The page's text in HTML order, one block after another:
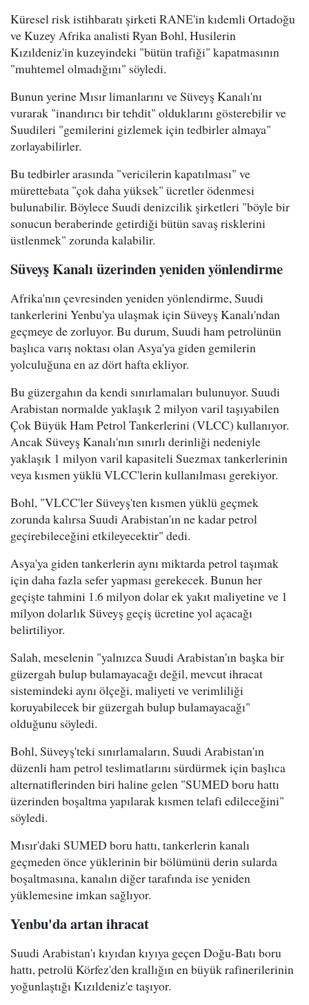
Küresel risk istihbaratı şirketi RANE'in kıdemli Ortadoğu
ve Kuzey Afrika analisti Ryan Bohl, Husilerin
Kızıldeniz'in kuzeyindeki "bütün trafiği" kapatmasının
"muhtemel olmadığını" söyledi.
Bunun yerine Mısır limanlarını ve Süveyş Kanalı'nı
vurarak "inandırıcı bir tehdit" olduklarını gösterebilir ve
Suudileri "gemilerini gizlemek için tedbirler almaya"
zorlayabilirler.
Bu tedbirler arasında "vericilerin kapatılması" ve
mürettebata "çok daha yüksek" ücretler ödenmesi
bulunabilir. Böylece Suudi denizcilik şirketleri "böyle bir
sonucun beraberinde getirdiği bütün savaş risklerini
üstlenmek" zorunda kalabilir.
Süveyş Kanalı üzerinden yeniden yönlendirme
Afrika'nın çevresinden yeniden yönlendirme, Suudi
tankerlerini Yenbu'ya ulaşmak için Süveyş Kanalı'ndan
geçmeye de zorluyor. Bu durum, Suudi ham petrolünün
başlıca varış noktası olan Asya'ya giden gemilerin
yolculuğuna en az dört hafta ekliyor.
Bu güzergahın da kendi sınırlamaları bulunuyor. Suudi
Arabistan normalde yaklaşık 2 milyon varil taşıyabilen
Çok Büyük Ham Petrol Tankerlerini (VLCC) kullanıyor.
Ancak Süveyş Kanalı'nın sınırlı derinliği nedeniyle
yaklaşık 1 milyon varil kapasiteli Suezmax tankerlerinin
veya kısmen yüklü VLCC'lerin kullanılması gerekiyor.
Bohl, "VLCC'ler Süveyş'ten kısmen yüklü geçmek
zorunda kalırsa Suudi Arabistan'ın ne kadar petrol
geçirebileceğini etkileyecektir" dedi.
Asya'ya giden tankerlerin aynı miktarda petrol taşımak
için daha fazla sefer yapması gerekecek. Bunun her
geçişte tahmini 1.6 milyon dolar ek yakıt maliyetine ve 1
milyon dolarlık Süveyş geçiş ücretine yol açacağı
belirtiliyor.
Salah, meselenin "yalnızca Suudi Arabistan'ın başka bir
güzergah bulup bulamayacağı değil, mevcut ihracat
sistemindeki aynı ölçeği, maliyeti ve verimliliği
koruyabilecek bir güzergah bulup bulamayacağı"
olduğunu söyledi.
Bohl, Süveyş'teki sınırlamaların, Suudi Arabistan'ın
düzenli ham petrol teslimatlarını sürdürmek için başlıca
alternatiflerinden biri haline gelen "SUMED boru hattı
üzerinden boşaltma yapılarak kısmen telafi edileceğini"
söyledi.
Mısır'daki SUMED boru hattı, tankerlerin kanalı
geçmeden önce yüklerinin bir bölümünü derin sularda
boşaltmasına, kanalın diğer tarafında ise yeniden
yüklemesine imkan sağlıyor.
Yenbu'da artan ihracat
Suudi Arabistan'ı kıyıdan kıyıya geçen Doğu-Batı boru
hattı, petrolü Körfez'den krallığın en büyük rafinerilerinin
yoğunlaştığı Kızıldeniz'e taşıyor.